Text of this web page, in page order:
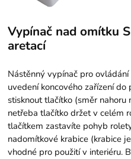
Vypínač nad omítku
aretací
Nástěnný vypínač pro
uvedení koncového zařízení
stisknout tlačítko (směr
netřeba tlačítko držet v celém
tlačítkem zastavíte pohyb
nadomítkové krabice (krabice
vhodné pro použití v interiéru.